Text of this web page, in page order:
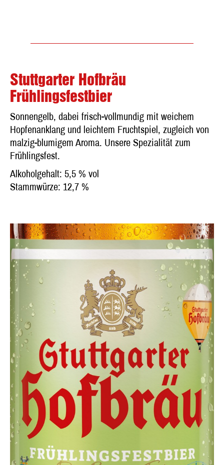
Stuttgarter Hofbräu
Frühlingsfestbier
Sonnengelb, dabei frisch-vollmundig mit weichem
Hopfenanklang und leichtem Fruchtspiel, zugleich von
malzig-blumigem Aroma. Unsere Spezialität zum
Frühlingsfest.
Alkoholgehalt: 5,5 % vol
Stammwürze: 12,7 %